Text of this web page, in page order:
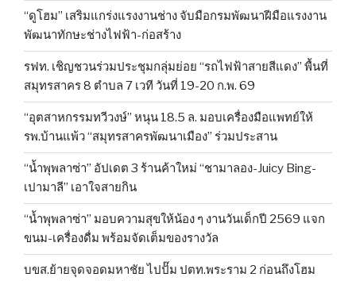
“ดูโฮม” เสริมแกร่งแรงงานช่าง จับมือกรมพัฒนาฝีมือแรงงาน
พัฒนาทักษะช่างไฟฟ้า-ก่อสร้าง
รฟท. เชิญชวนร่วมประชุมกลุ่มย่อย “รถไฟฟ้าสายสีแดง” พื้นที่
สมุทรสาคร 8 ตำบล 7 เวที วันที่ 19-20 ก.พ. 69
“อุตสาหกรรมทวีวงษ์” หนุน 18.5 ล. มอบเครื่องมือแพทย์ให้
รพ.บ้านแพ้ว “สมุทรสาครพัฒนาเมือง” ร่วมประสาน
“น้ำพุพลาซ่า” อัปเดต 3 ร้านค้าใหม่ “ชามาลอง-Juicy Bing-
เปามาลี” เอาใจสายกิน
“น้ำพุพลาซ่า” มอบความสุขให้น้อง ๆ งานวันเด็กปี 2569 แจก
ขนม-เครื่องดื่ม พร้อมจัดเต็มของรางวัล
บขส.ย้ายจุดจอดมหาชัย ไปปั๊ม ปตท.พระราม 2 ก่อนถึงโฮม